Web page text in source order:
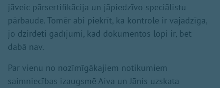
jāveic pārsertifikācija un jāpiedzīvo speciālistu
pārbaude. Tomēr abi piekrīt, ka kontrole ir vajadzīga,
jo dzirdēti gadījumi, kad dokumentos lopi ir, bet
dabā nav.
Par vienu no nozīmīgākajiem notikumiem
saimniecības izaugsmē Aiva un Jānis uzskata